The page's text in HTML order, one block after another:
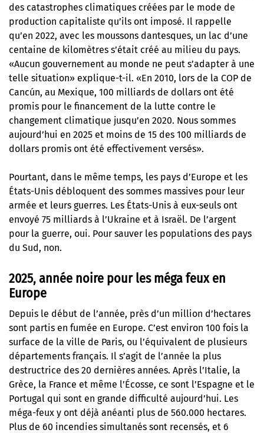
des catastrophes climatiques créées par le mode de
production capitaliste qu’ils ont imposé. Il rappelle
qu’en 2022, avec les moussons dantesques, un lac d’une
centaine de kilomètres s’était créé au milieu du pays.
«Aucun gouvernement au monde ne peut s’adapter à une
telle situation» explique-t-il. «En 2010, lors de la COP de
Cancún, au Mexique, 100 milliards de dollars ont été
promis pour le financement de la lutte contre le
changement climatique jusqu’en 2020. Nous sommes
aujourd’hui en 2025 et moins de 15 des 100 milliards de
dollars promis ont été effectivement versés».
Pourtant, dans le même temps, les pays d’Europe et les
États-Unis débloquent des sommes massives pour leur
armée et leurs guerres. Les États-Unis à eux-seuls ont
envoyé 75 milliards à l’Ukraine et à Israël. De l’argent
pour la guerre, oui. Pour sauver les populations des pays
du Sud, non.
2025, année noire pour les méga feux en
Europe
Depuis le début de l’année, près d’un million d’hectares
sont partis en fumée en Europe. C’est environ 100 fois la
surface de la ville de Paris, ou l’équivalent de plusieurs
départements français. Il s’agit de l’année la plus
destructrice des 20 dernières années. Après l’Italie, la
Grèce, la France et même l’Écosse, ce sont l’Espagne et le
Portugal qui sont en grande difficulté aujourd’hui. Les
méga-feux y ont déjà anéanti plus de 560.000 hectares.
Plus de 60 incendies simultanés sont recensés, et 6